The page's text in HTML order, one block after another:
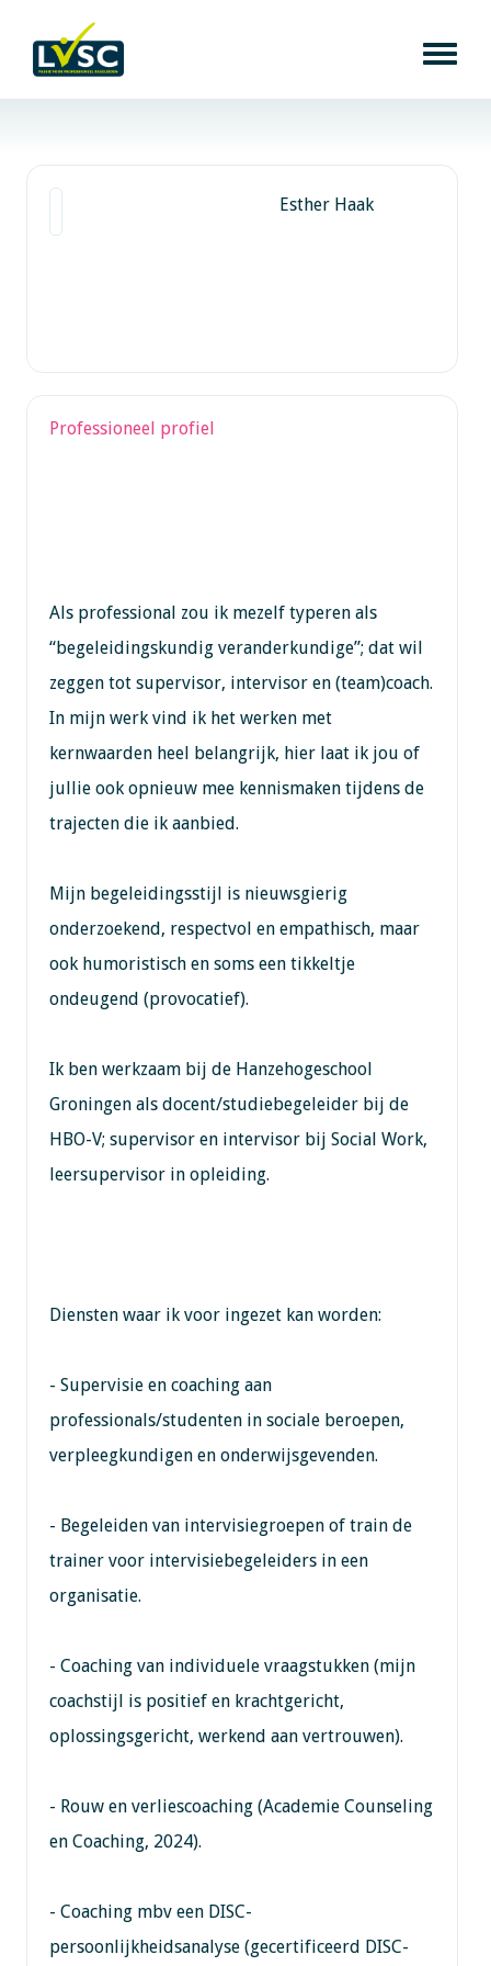
Esther Haak
Professioneel profiel
Als professional zou ik mezelf typeren als
“begeleidingskundig veranderkundige”; dat wil
zeggen tot supervisor, intervisor en (team)coach.
In mijn werk vind ik het werken met
kernwaarden heel belangrijk, hier laat ik jou of
jullie ook opnieuw mee kennismaken tijdens de
trajecten die ik aanbied.
Mijn begeleidingsstijl is nieuwsgierig
onderzoekend, respectvol en empathisch, maar
ook humoristisch en soms een tikkeltje
ondeugend (provocatief).
Ik ben werkzaam bij de Hanzehogeschool
Groningen als docent/studiebegeleider bij de
HBO-V; supervisor en intervisor bij Social Work,
leersupervisor in opleiding.
Diensten waar ik voor ingezet kan worden:
- Supervisie en coaching aan
professionals/studenten in sociale beroepen,
verpleegkundigen en onderwijsgevenden.
- Begeleiden van intervisiegroepen of train de
trainer voor intervisiebegeleiders in een
organisatie.
- Coaching van individuele vraagstukken (mijn
coachstijl is positief en krachtgericht,
oplossingsgericht, werkend aan vertrouwen).
- Rouw en verliescoaching (Academie Counseling
en Coaching, 2024).
- Coaching mbv een DISC-
persoonlijkheidsanalyse (gecertificeerd DISC-